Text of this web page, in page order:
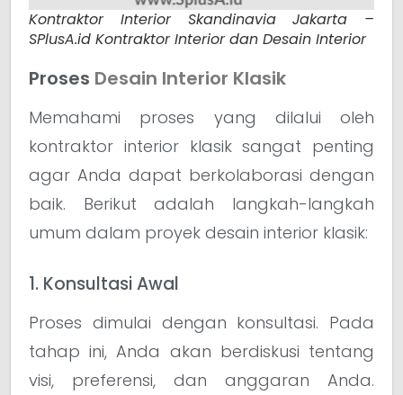
Kontraktor Interior Skandinavia Jakarta –
SPlusA.id Kontraktor Interior dan Desain Interior
Proses Desain Interior Klasik
Memahami proses yang dilalui oleh
kontraktor interior klasik sangat penting
agar Anda dapat berkolaborasi dengan
baik. Berikut adalah langkah-langkah
umum dalam proyek desain interior klasik:
1. Konsultasi Awal
Proses dimulai dengan konsultasi. Pada
tahap ini, Anda akan berdiskusi tentang
visi, preferensi, dan anggaran Anda.